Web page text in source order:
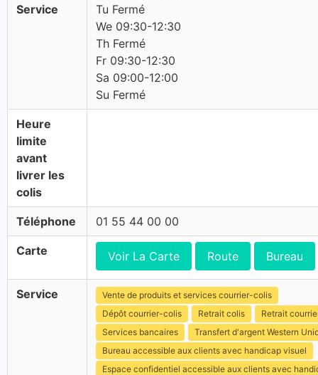
Service
Tu Fermé
We 09:30-12:30
Th Fermé
Fr 09:30-12:30
Sa 09:00-12:00
Su Fermé
Heure
limite
avant
livrer les
colis
Téléphone 01 55 44 00 00
Carte Voir La Carte Route Bureau
Service
Vente de produits et services courrier-colis
Dépôt courrier-colis
Retrait colis
Retrait
Services bancaires
Transfert d'argent Western
Bureau accessible aux clients avec handicap visuel
Espace confidentiel accessible aux clients avec